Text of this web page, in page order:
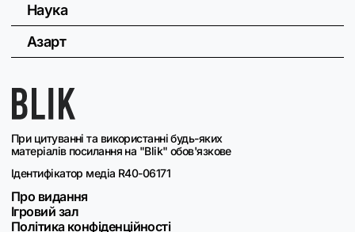
При цитуванні та використанні будь-яких
матеріалів посилання на "Blik" обов'язкове
Ідентифікатор медіа R40-06171
Про видання
Ігровий зал
Політика конфіденційності
Наука
Азарт